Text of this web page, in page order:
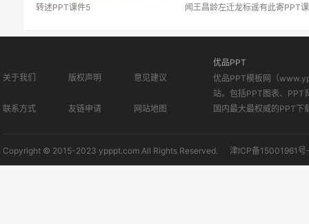
转述PPT课件5
闻王昌龄左迁龙标遥有此寄PPT
关于我们 版权声明 意见建议
联系方式 友链申请 网站地图
优品PPT
优品PPT模板网（
站。包括PPT图表、PPT
国内最大最权威的PPT下
Copyright © 2015-2023 ypppt.com All Rights Reserved. 津ICP备15001961号